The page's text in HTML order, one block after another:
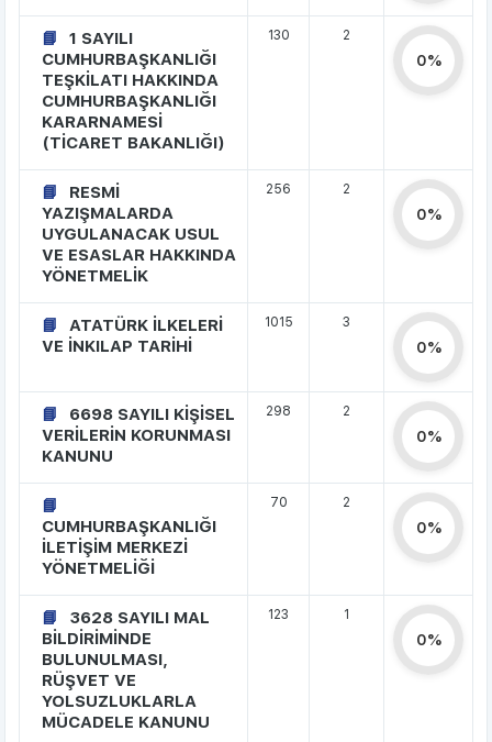
1 SAYILI
CUMHURBAŞKANLIĞI
TEŞKİLATI HAKKINDA
CUMHURBAŞKANLIĞI
KARARNAMESİ
(TİCARET BAKANLIĞI)
130 2
0%
RESMİ
YAZIŞMALARDA
UYGULANACAK USUL
VE ESASLAR HAKKINDA
YÖNETMELİK
256 2
0%
ATATÜRK İLKELERİ
VE İNKILAP TARİHİ
1015 3
0%
6698 SAYILI KİŞİSEL
VERİLERİN KORUNMASI
KANUNU
298 2
0%
CUMHURBAŞKANLIĞI
İLETİŞİM MERKEZİ
YÖNETMELİĞİ
70 2
0%
3628 SAYILI MAL
BİLDİRİMİNDE
BULUNULMASI,
RÜŞVET VE
YOLSUZLUKLARLA
MÜCADELE KANUNU
123 1
0%